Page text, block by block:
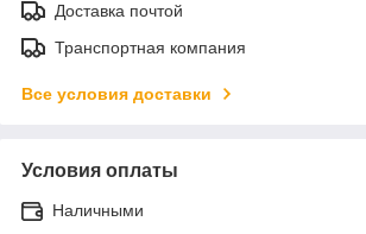
Доставка почтой
Транспортная компания
Все условия доставки
Условия оплаты
Наличными